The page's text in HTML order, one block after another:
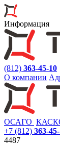
Информация
(812) 363-45-10
О компании
ОСАГО
+7 (812) 363-
4487